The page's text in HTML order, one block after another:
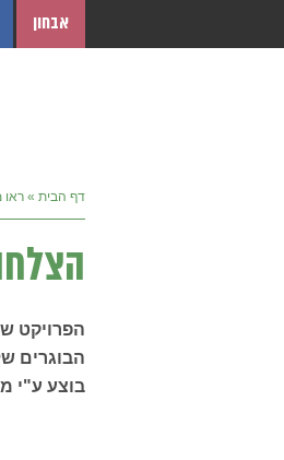
אבחון
דף הבית »
הפרויקט
הבוגרים
בוצע ע"י